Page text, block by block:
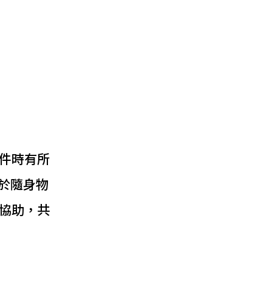
時有所
隨身物
助，共